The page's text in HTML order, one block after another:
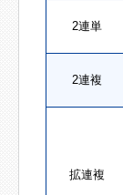
2連単
2連複
拡連複